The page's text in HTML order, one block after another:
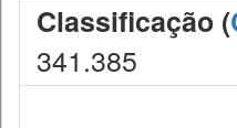
Classificação (
341.385